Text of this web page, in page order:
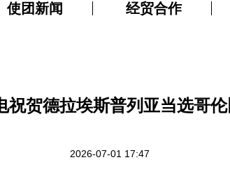
使团新闻 经贸合作
祝贺德拉埃斯普列亚当选哥
2026-07-01 17:47